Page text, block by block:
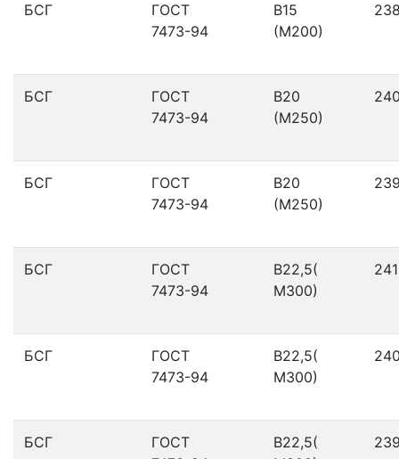
БСГ
ГОСТ
7473-94
В15
(М200)
БСГ
ГОСТ
7473-94
В20
(М250)
БСГ
ГОСТ
7473-94
В20
(М250)
БСГ
ГОСТ
7473-94
В22,5(
М300)
БСГ
ГОСТ
7473-94
В22,5(
М300)
БСГ
ГОСТ
В22,5(